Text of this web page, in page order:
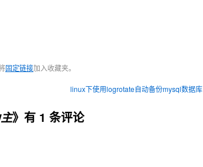
固定链接加入收藏夹。
linux下使用logrotate自动备份mysql数据库
》有 1 条评论